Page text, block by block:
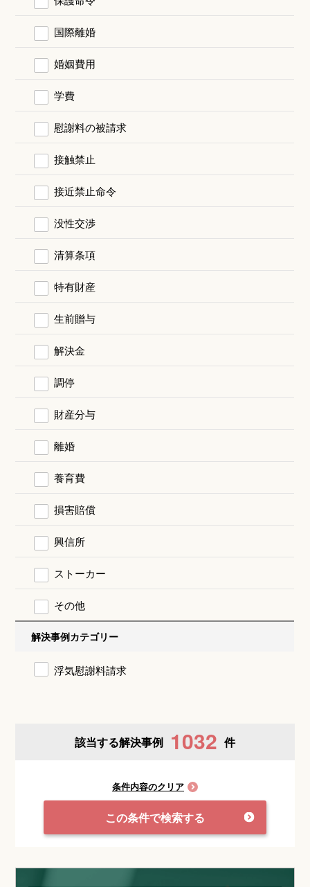
国際離婚
婚姻費用
学費
慰謝料の被請求
接触禁止
接近禁止命令
没性交渉
清算条項
特有財産
生前贈与
解決金
調停
財産分与
離婚
養育費
損害賠償
興信所
ストーカー
その他
解決事例カテゴリー
浮気慰謝料請求
該当する解決事例 1032 件
条件内容のクリア
この条件で検索する